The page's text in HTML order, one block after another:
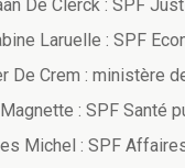
De Clerck : SPF
Laruelle : SPF
De Crem : ministère
: SPF Santé
Michel : SPF